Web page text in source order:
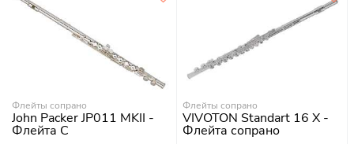
Флейты сопрано
John Packer JP011 MKII -
Флейта С
Флейты сопрано
VIVOTON Standart 16 X -
Флейта сопрано